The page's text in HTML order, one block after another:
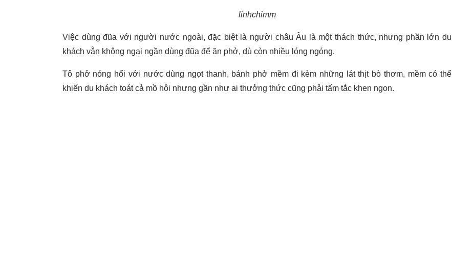
linhchimm
Việc dùng đũa với người nước ngoài, đặc biệt là người châu Âu là một thách thức, nhưng phần lớn du
khách vẫn không ngại ngần dùng đũa để ăn phở, dù còn nhiều lóng ngóng.
Tô phở nóng hổi với nước dùng ngọt thanh, bánh phở mềm đi kèm những lát thịt bò thơm, mềm có thể
khiến du khách toát cả mồ hôi nhưng gần như ai thưởng thức cũng phải tấm tắc khen ngon.